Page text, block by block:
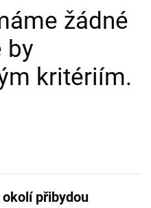
žádné
by
kritériím.
přibydou